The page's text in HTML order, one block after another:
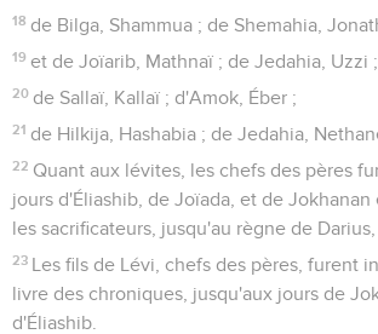
18 de Bilga, Shammua ; de Shemahia,
19 et de Joïarib, Mathnaï ; de Jedahia, Uzzi ;
20 de Sallaï, Kallaï ; d'Amok, Éber ;
21 de Hilkija, Hashabia ; de Jedahia,
22 Quant aux lévites, les chefs des pères
jours d'Éliashib, de Joïada, et de Jokhanan
les sacrificateurs, jusqu'au règne de Darius,
23 Les fils de Lévi, chefs des pères, furent
livre des chroniques, jusqu'aux jours de
d'Éliashib.